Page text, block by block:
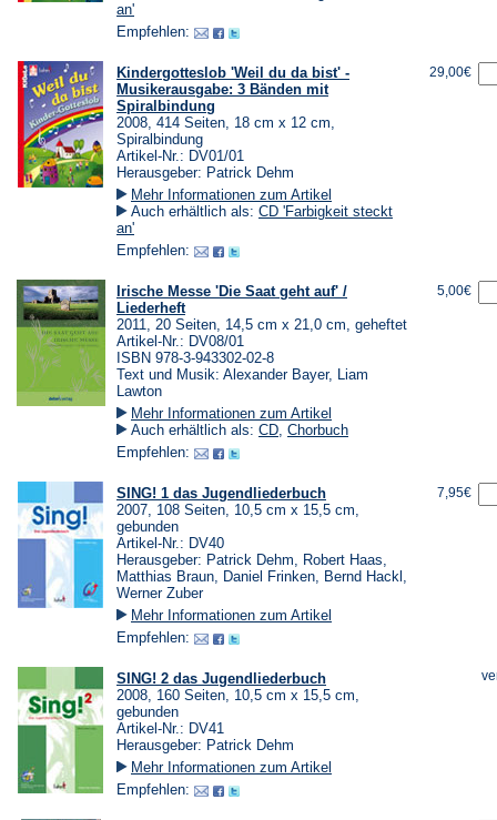
an'
Empfehlen:
Kindergotteslob 'Weil du da bist' -
Musikerausgabe: 3 Bänden mit
Spiralbindung
2008, 414 Seiten, 18 cm x 12 cm,
Spiralbindung
Artikel-Nr.: DV01/01
Herausgeber: Patrick Dehm
Mehr Informationen zum Artikel
Auch erhältlich als: CD 'Farbigkeit steckt
an'
Empfehlen:
29,00€
Irische Messe 'Die Saat geht auf' /
Liederheft
2011, 20 Seiten, 14,5 cm x 21,0 cm, geheftet
Artikel-Nr.: DV08/01
ISBN 978-3-943302-02-8
Text und Musik: Alexander Bayer, Liam
Lawton
Mehr Informationen zum Artikel
Auch erhältlich als: CD Chorbuch
Empfehlen:
5,00€
SING! 1 das Jugendliederbuch
2007, 108 Seiten, 10,5 cm x 15,5 cm,
gebunden
Artikel-Nr.: DV40
Herausgeber: Patrick Dehm, Robert Haas,
Matthias Braun, Daniel Frinken, Bernd Hackl,
Werner Zuber
Mehr Informationen zum Artikel
Empfehlen:
7,95€
SING! 2 das Jugendliederbuch
2008, 160 Seiten, 10,5 cm x 15,5 cm,
gebunden
Artikel-Nr.: DV41
Herausgeber: Patrick Dehm
Mehr Informationen zum Artikel
Empfehlen: